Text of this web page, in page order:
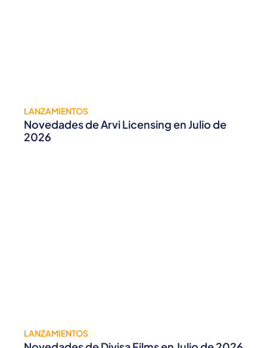
LANZAMIENTOS
Novedades de Arvi Licensing en Julio de
2026
LANZAMIENTOS